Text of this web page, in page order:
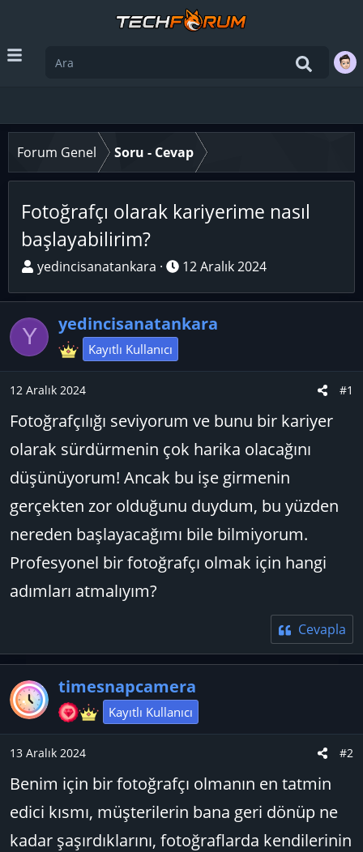
Forum Genel Soru - Cevap
Fotoğrafçı olarak kariyerime nasıl
başlayabilirim?
K
n
u
ş
a
t
a
n
yedincisanatankara
B
ş
ç
t
a
r
12 Aralık 2024
Y yedincisanatankara
Kayıtlı Kullanıcı
12 Aralık 2024 #1
Fotoğrafçılığı seviyorum ve bunu bir kariyer
olarak sürdürmenin çok harika olacağını
düşünüyorum! Ancak bu işe girmenin
gerçekten zor olduğunu duydum, bu yüzden
nereden başlayacağımı bile bilmiyorum.
Profesyonel bir fotoğrafçı olmak için hangi
adımları atmalıyım?
Cevapla
timesnapcamera
Kayıtlı Kullanıcı
13 Aralık 2024 #2
Benim için bir fotoğrafçı olmanın en tatmin
edici kısmı, müşterilerin bana geri dönüp ne
kadar şaşırdıklarını, fotoğraflarda kendilerinin